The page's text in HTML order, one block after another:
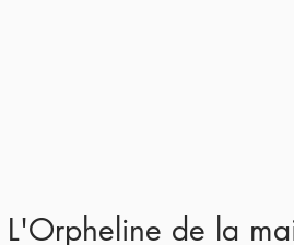
L'Orpheline de la